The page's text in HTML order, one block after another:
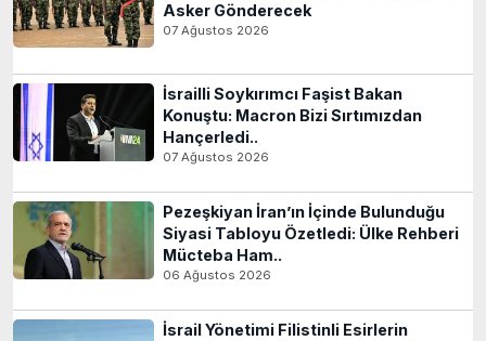
Asker Gönderecek
07 Ağustos 2026
İsrailli Soykırımcı Faşist Bakan
Konuştu: Macron Bizi Sırtımızdan
Hançerledi..
07 Ağustos 2026
Pezeşkiyan İran’ın İçinde Bulunduğu
Siyasi Tabloyu Özetledi: Ülke Rehberi
Mücteba Ham..
06 Ağustos 2026
İsrail Yönetimi Filistinli Esirlerin